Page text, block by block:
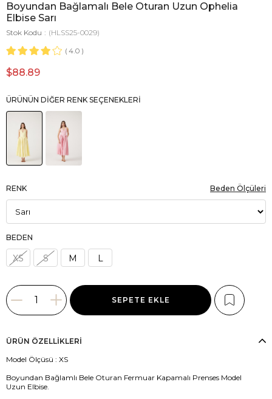
Boyundan Bağlamalı Bele Oturan Uzun Ophelia
Elbise Sarı
Stok Kodu
(HLSS25-0029)
4.0
$88.89
ÜRÜNÜN DIĞER RENK SEÇENEKLERI
RENK
BEDEN
XS S M L
Beden Ölçüleri
ÜRÜN ÖZELLIKLERI
Model Ölçüsü : XS
Boyundan Bağlamlı Bele Oturan Fermuar Kapamalı Prenses Model
Uzun Elbise.